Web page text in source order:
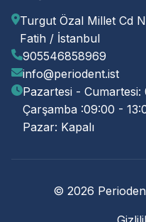
Turgut Özal Millet Cd
Fatih / İstanbul
905546858969
info@periodent.ist
Pazartesi -
Çarşamba :09:00 -
Pazar: Kapalı
© 2026